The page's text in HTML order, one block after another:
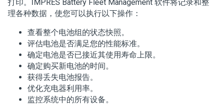
打印。 IMPRES Battery Fleet Management 软件将记录和整
理各种数据，使您可以执行以下操作：
查看整个电池组的状态快照。
评估电池是否满足您的性能标准。
确定电池是否已接近其使用寿命上限。
确定购买新电池的时间。
获得丢失电池报告。
优化充电器利用率。
监控系统中的所有设备。